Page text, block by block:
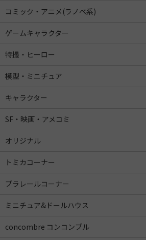
コミック・アニメ(ラノベ系)
ゲームキャラクター
特撮・ヒーロー
模型・ミニチュア
キャラクター
SF・映画・アメコミ
オリジナル
トミカコーナー
プラレールコーナー
ミニチュア&ドールハウス
concombre コンコンブル